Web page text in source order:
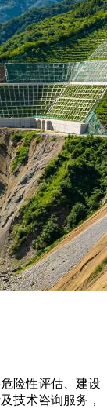
险性评估、建设
技术咨询服务，